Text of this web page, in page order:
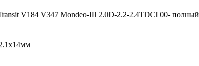
V184 V347 Mondeo-III 2.0D-2.2-2.4TDCI 00- полный